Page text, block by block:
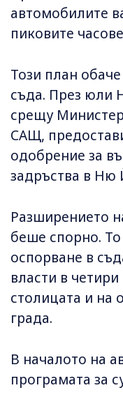
автомобилите
пиковите
Този план
съда. През юли
срещу
САЩ,
одобрение за
задръства в Ню
Разширението
беше спорно.
оспорване в
власти в
столицата и на
града.
В началото на
програмата за